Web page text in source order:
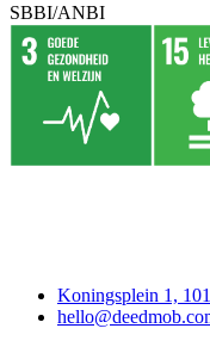
SBBI/ANBI
Koningsplein 1,